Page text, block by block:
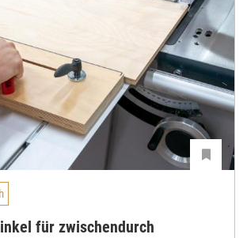
für zwischendurch